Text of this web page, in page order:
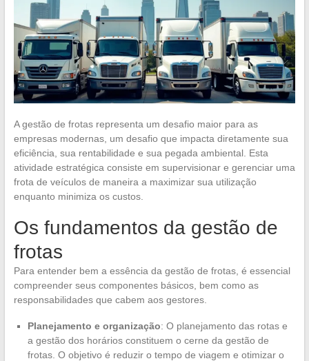
A gestão de frotas representa um desafio maior para as
empresas modernas, um desafio que impacta diretamente sua
eficiência, sua rentabilidade e sua pegada ambiental. Esta
atividade estratégica consiste em supervisionar e gerenciar uma
frota de veículos de maneira a maximizar sua utilização
enquanto minimiza os custos.
Os fundamentos da gestão de
frotas
Para entender bem a essência da gestão de frotas, é essencial
compreender seus componentes básicos, bem como as
responsabilidades que cabem aos gestores.
Planejamento e organização: O planejamento das rotas e
a gestão dos horários constituem o cerne da gestão de
frotas. O objetivo é reduzir o tempo de viagem e otimizar o